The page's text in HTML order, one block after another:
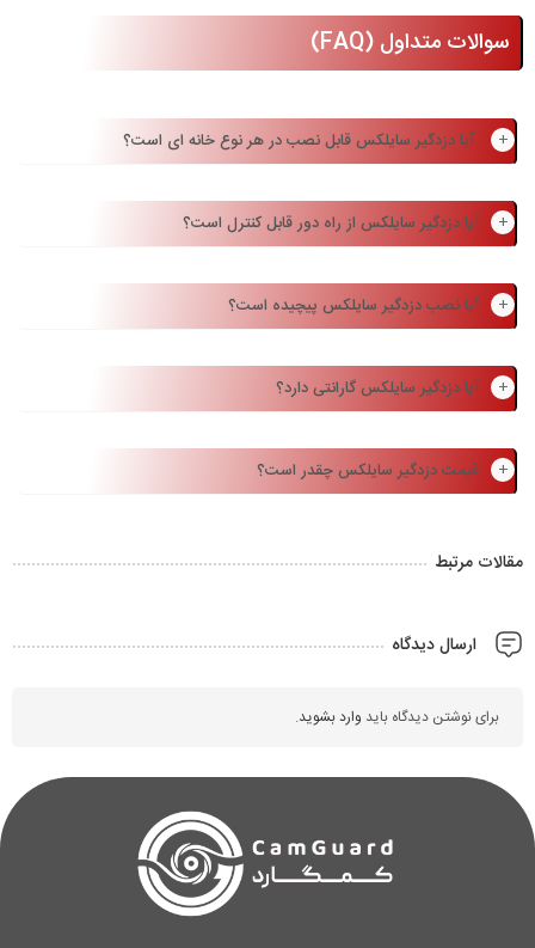
سوالات متداول (FAQ)
آیا دزدگیر سایلکس قابل نصب در هر نوع خانه ای است؟
آیا دزدگیر سایلکس از راه دور قابل کنترل است؟
آیا نصب دزدگیر سایلکس پیچیده است؟
آیا دزدگیر سایلکس گارانتی دارد؟
قیمت دزدگیر سایلکس چقدر است؟
مقالات مرتبط
ارسال دیدگاه
برای نوشتن دیدگاه باید وارد بشوید.